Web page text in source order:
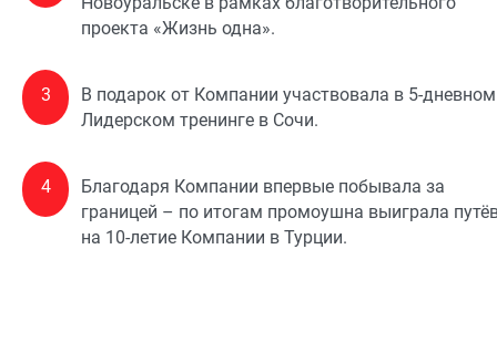
проекта «Жизнь одна».
3
В подарок от Компании участвовала в 5-дневном
Лидерском тренинге в Сочи.
4
Благодаря Компании впервые побывала за
границей – по итогам промоушна выиграла
на 10-летие Компании в Турции.